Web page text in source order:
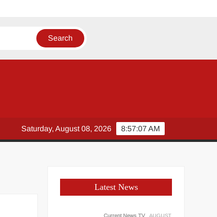
8:57:07 AM
Saturday, August 08, 2026
Latest News
Current News TV
AUGUST